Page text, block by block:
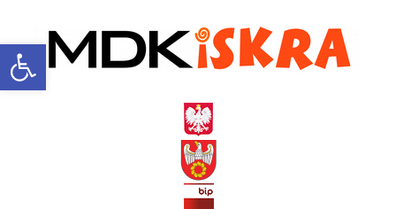
Open toolbar